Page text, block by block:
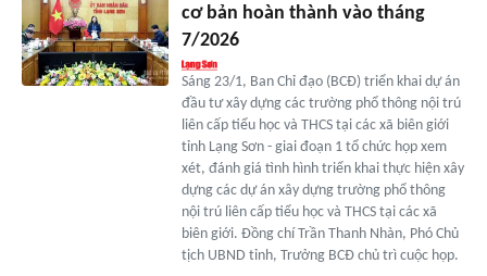
cơ bản hoàn thành vào tháng
7/2026
Sáng 23/1, Ban Chỉ đạo (BCĐ) triển khai dự án
đầu tư xây dựng các trường phổ thông nội trú
liên cấp tiểu học và THCS tại các xã biên giới
tỉnh Lạng Sơn - giai đoạn 1 tổ chức họp xem
xét, đánh giá tình hình triển khai thực hiện xây
dựng các dự án xây dựng trường phổ thông
nội trú liên cấp tiểu học và THCS tại các xã
biên giới. Đồng chí Trần Thanh Nhàn, Phó Chủ
tịch UBND tỉnh, Trưởng BCĐ chủ trì cuộc họp.